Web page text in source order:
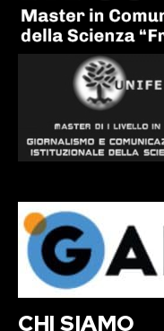
CHI SIAMO